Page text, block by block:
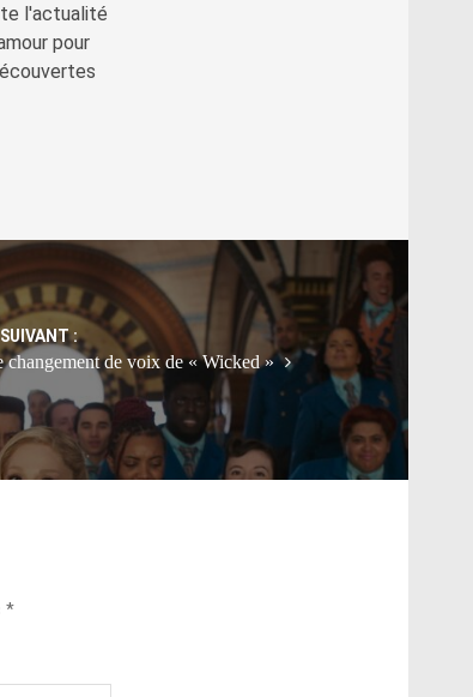
l'actualité
pour
SUIVANT :
changement de voix de « Wicked »
*